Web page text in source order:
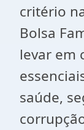
critério
Bolsa
levar em
saúde,